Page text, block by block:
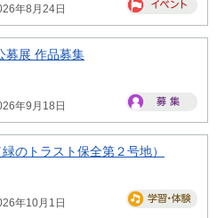
年8月24日
募展 作品募集
年9月18日
のトラスト保全第２号地）
年10月1日